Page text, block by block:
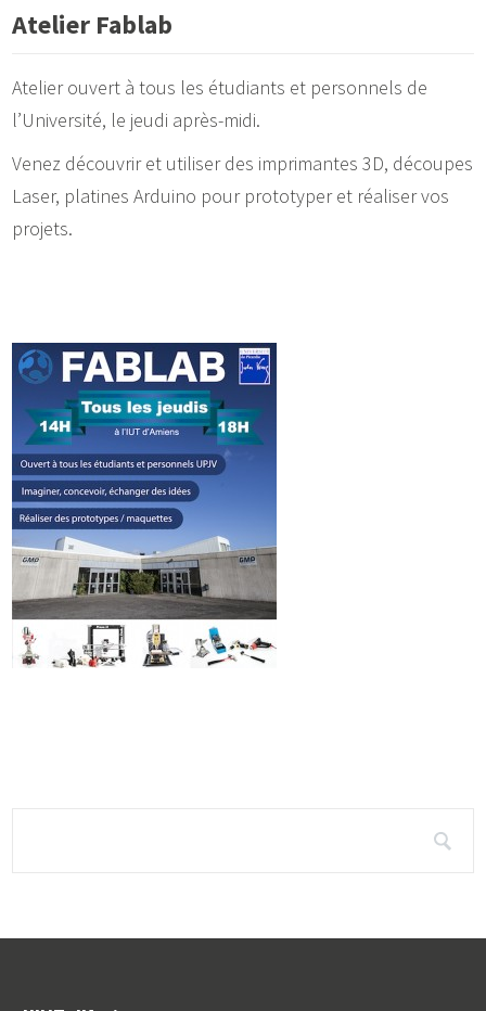
Atelier Fablab
Atelier ouvert à tous les étudiants et personnels de
l’Université, le jeudi après-midi.
Venez découvrir et utiliser des imprimantes 3D, découpes
Laser, platines Arduino pour prototyper et réaliser vos
projets.